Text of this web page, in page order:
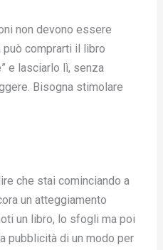
non devono essere
comprarti il libro
e lasciarlo lì, senza
Bisogna stimolare
che stai cominciando a
un atteggiamento
un libro, lo sfogli ma poi
pubblicità di un modo per